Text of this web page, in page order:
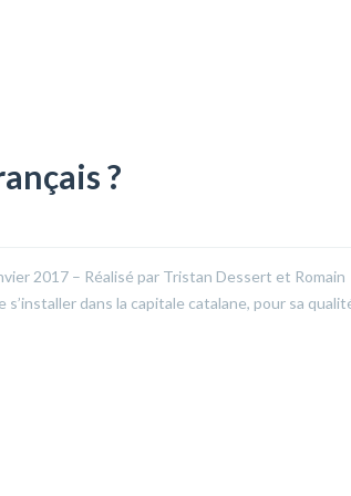
?
2017 – Réalisé par Tristan Dessert et Romain
dans la capitale catalane, pour sa